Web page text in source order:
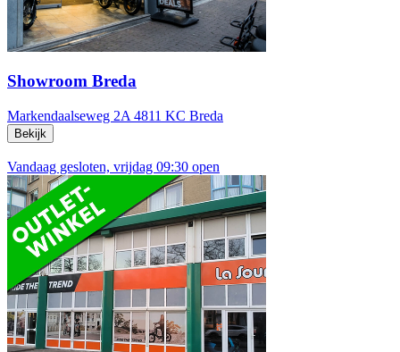
Showroom Breda
Markendaalseweg 2A 4811 KC Breda
Bekijk
Vandaag gesloten, vrijdag 09:30 open